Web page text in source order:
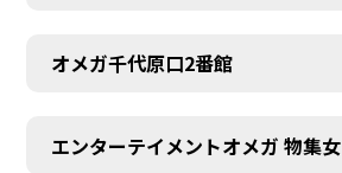
オメガ千代原口2番館
エンターテイメントオメガ 物集女